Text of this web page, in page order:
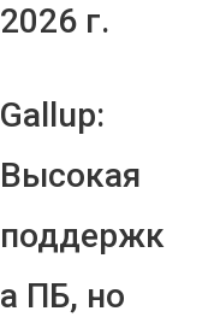
2026 г.
Gallup:
Высокая
поддержк
а ПБ, но